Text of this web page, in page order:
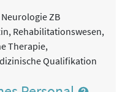
ZB
Rehabilitationswesen,
Therapie,
Qualifikation